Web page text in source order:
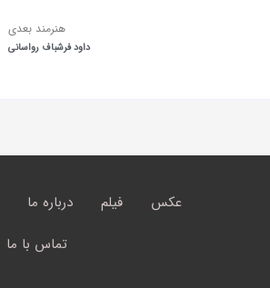
هنرمند بعدی
داود فرشباف رواسانی
عکس فیلم درباره ما
تماس با ما